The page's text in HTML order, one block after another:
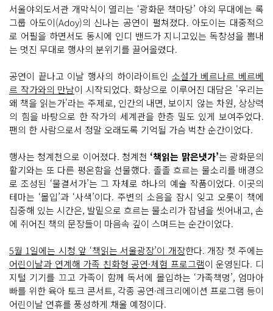
서울야외도서관 개막식이 열리는 ‘광화문 책마당’ 야외 무대에는 록
그룹 아도이(Adoy)의 신나는 공연이 펼쳐졌다. 아도이는 대중적으
로 어필을 하면서도 동시에 인디 밴드가 지니고있는 독창성을 뽐내
는 멋진 무대로 행사의 분위기를 끌어올렸다.
공연이 끝나고 이날 행사의 하이라이트인 소설가 베르나르 베르베
르 작가와의 만남이 시작되었다. 화상으로 이루어진 대담은 '우리는
왜 책을 읽는가'라는 주제로, 인간의 내면, 보이지 않는 차원, 상상력
의 힘을 바탕으로 한 작가의 세계관을 한층 밀도 있게 보여주었다.
팬의 한 사람으로서 정말 오래도록 기억될 가슴 벅찬 순간이었다.
행사는 청계천으로 이어졌다. 청계천 ‘책읽는 맑은냇가’는 광화문의
활기와는 또 다른 평온함을 선물했다. 졸졸 흐르는 물소리를 배경으
로 조성된 ‘물결서가’는 그 자체로 하나의 예술 작품이었다. 이곳의
테마는 ‘몰입’과 ‘사색’이다. 주변의 소음을 잠시 잊고 오롯이 책에
집중해 있는 시간은, 발밑으로 흐르는 물소리가 잡념을 씻어내고, 손
에 쥐어진 책의 문장들이 마음속 깊이 스며드는 순간이었다.
5월 1일에는 시청 앞 ‘책읽는 서울광장’이 개장한다. 개장 첫 주에는
어린이날과 연계해 가족 친화형 공연·체험 프로그램이 운영된다. 디
지털 기기를 끄고 가족이 함께 독서에 몰입하는 ‘가족책멍’, 엄마아
빠를 위한 육아 토크 콘서트, 각종 공연·레크리에이션 프로그램 등이
어린이날 연휴를 풍성하게 채울 예정이다.